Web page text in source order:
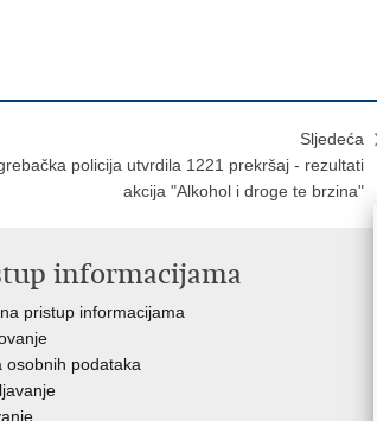
Sljedeća
policija utvrdila 1221 prekršaj - rezultati
akcija "Alkohol i droge te brzina"
informacijama
pristup informacijama
osobnih podataka